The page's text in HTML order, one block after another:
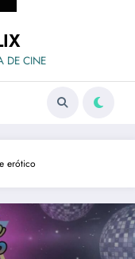
DE CINE
erótico